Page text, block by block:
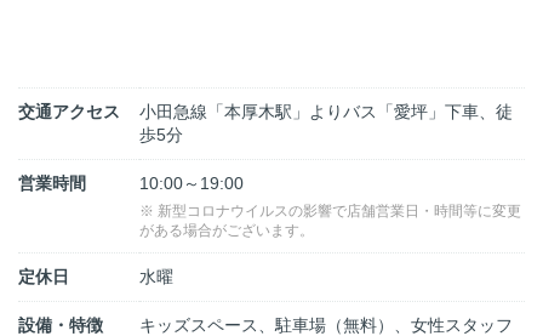
交通アクセス
小田急線「本厚木駅」よりバス「愛坪」下車、徒
歩5分
営業時間 10:00～19:00
※ 新型コロナウイルスの影響で店舗営業日・時間等に変更
がある場合がございます。
定休日 水曜
設備・特徴
キッズスペース、駐車場（無料）、女性スタッフ